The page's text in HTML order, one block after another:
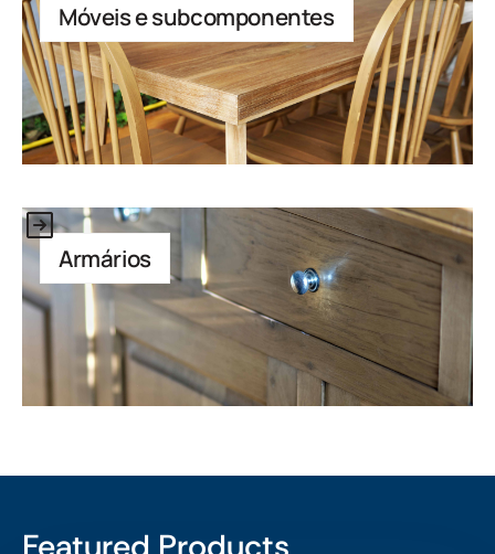
Móveis e subcomponentes
Armários
Link to Application